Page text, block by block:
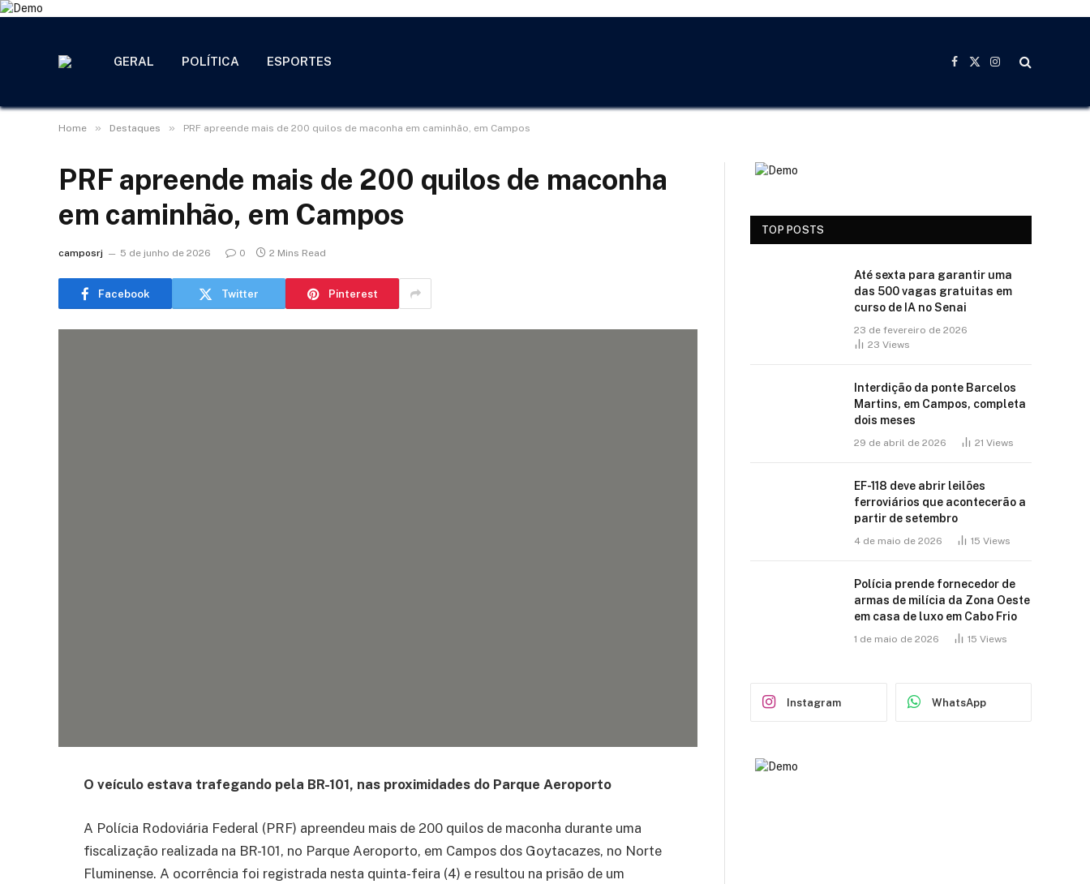
GERAL POLÍTICA ESPORTES
Facebook
X
Instagram
Home » Destaques » PRF apreende mais de 200 quilos de maconha em caminhão, em Campos
PRF apreende mais de 200 quilos de maconha
em caminhão, em Campos
camposrj 5 de junho de 2026 0 2 Mins Read
Facebook Twitter Pinterest
O veículo estava trafegando pela BR-101, nas proximidades do Parque Aeroporto
A Polícia Rodoviária Federal (PRF) apreendeu mais de 200 quilos de maconha durante uma
fiscalização realizada na BR-101, no Parque Aeroporto, em Campos dos Goytacazes, no Norte
Fluminense. A ocorrência foi registrada nesta quinta-feira (4) e resultou na prisão de um
TOP POSTS
Até sexta para garantir uma
das 500 vagas gratuitas em
curso de IA no Senai
23 de fevereiro de 2026
23 Views
Interdição da ponte Barcelos
Martins, em Campos, completa
dois meses
29 de abril de 2026 21 Views
EF-118 deve abrir leilões
ferroviários que acontecerão a
partir de setembro
4 de maio de 2026 15 Views
Polícia prende fornecedor de
armas de milícia da Zona Oeste
em casa de luxo em Cabo Frio
1 de maio de 2026 15 Views
Instagram WhatsApp